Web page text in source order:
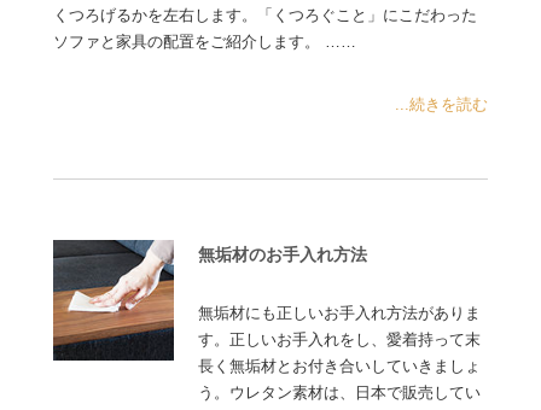
くつろげるかを左右します。「くつろぐこと」にこだわった
ソファと家具の配置をご紹介します。 ……
...続きを読む
無垢材のお手入れ方法
無垢材にも正しいお手入れ方法がありま
す。正しいお手入れをし、愛着持って末
長く無垢材とお付き合いしていきましょ
う。ウレタン素材は、日本で販売してい